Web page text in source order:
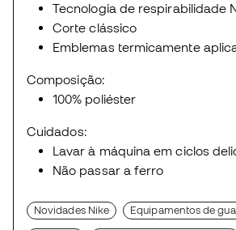
Tecnologia de respirabilidade
Corte clássico
Emblemas termicamente
Composição:
100% poliéster
Cuidados:
Lavar à máquina em ciclos
Não passar a ferro
Novidades Nike Equipamentos de